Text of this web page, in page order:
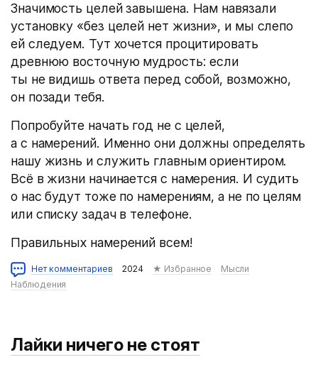
Значимость целей завышена. Нам навязали
установку «без целей нет жизни», и мы слепо
ей следуем. Тут хочется процитировать
древнюю восточную мудрость: если
ты не видишь ответа перед собой, возможно,
он позади тебя.
Попробуйте начать год не с целей,
а с намерений. Именно они должны определять
нашу жизнь и служить главным ориентиром.
Всё в жизни начинается с намерения. И судить
о нас будут тоже по намерениям, а не по целям
или списку задач в телефоне.
Правильных намерений всем!
Нет комментариев 2024 ★ Избранное
Мысли
Наблюдения
Лайки ничего не стоят